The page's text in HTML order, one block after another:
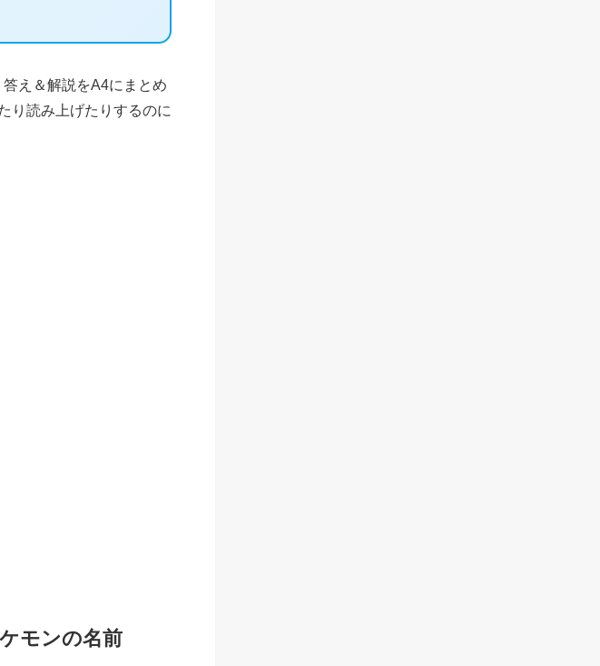
え＆解説をA4にまとめ
り読み上げたりするのに
モンの名前